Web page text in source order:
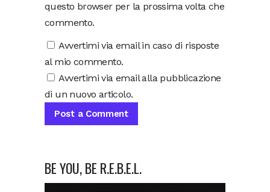
questo browser per la prossima volta che
commento.
Avvertimi via email in caso di risposte
al mio commento.
Avvertimi via email alla pubblicazione
di un nuovo articolo.
BE YOU, BE R.E.B.E.L.